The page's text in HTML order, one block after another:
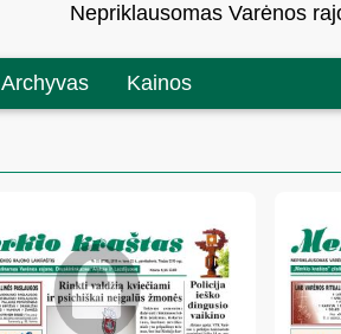
Nepriklausomas Varėnos
Archyvas Kainos